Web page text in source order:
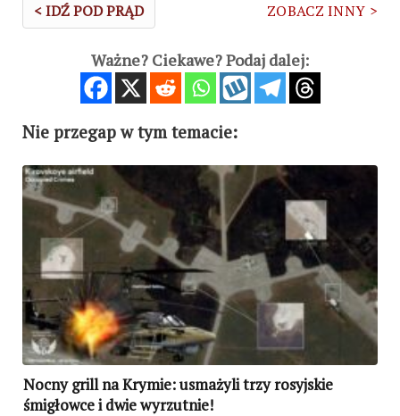
< IDŹ POD PRĄD ZOBACZ INNY >
Ważne? Ciekawe? Podaj dalej:
Nie przegap w tym temacie:
Nocny grill na Krymie: usmażyli trzy rosyjskie
śmigłowce i dwie wyrzutnie!